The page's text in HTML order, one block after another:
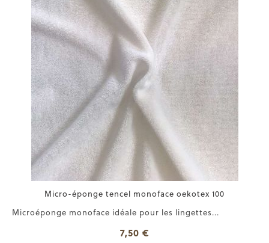
Micro-éponge tencel monoface oekotex 100
Microéponge monoface idéale pour les lingettes...
7,50 €